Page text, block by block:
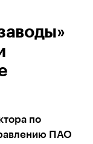
по
ПАО